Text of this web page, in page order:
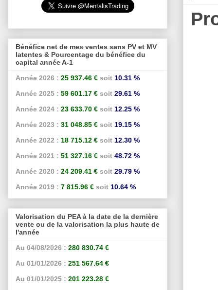
Bénéfice net de mes ventes sans PV et MV
latentes & Pourcentage du bénéfice du
capital année A-1
Année 2026 : 25 937.46 € soit 10.31 %
Année 2025 : 59 601.17 € soit 29.61 %
Année 2024 : 23 633.70 € soit 12.25 %
Année 2023 : 31 048.85 € soit 19.15 %
Année 2022 : 18 715.12 € soit 12.30 %
Année 2021 : 51 327.16 € soit 48.72 %
Année 2020 : 24 209.41 € soit 29.79 %
Année 2019 : 7 815.96 € soit 10.64 %
Valorisation du PEA à la date de la dernière
vente ou de la valorisation la plus haute de
l'année
Au 04/08/2026 : 280 830.74 €
Au 01/01/2026 : 251 567.64 €
Au 01/01/2025 : 201 223.28 €